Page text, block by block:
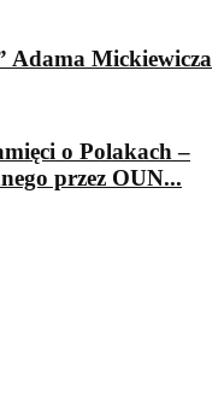
Adama Mickiewicza
o Polakach –
przez OUN...